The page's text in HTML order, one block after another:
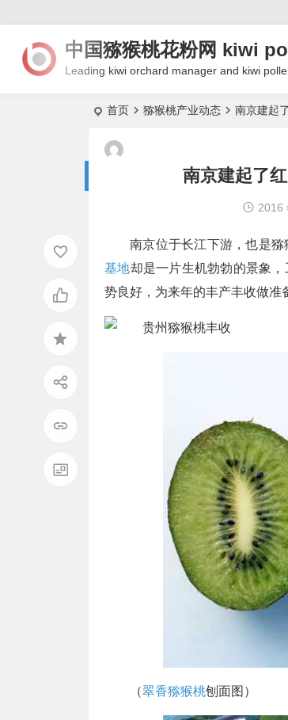
中国猕猴桃花粉网 kiwi
Leading kiwi orchard manager and kiwi
首页 猕猴桃产业动态 南京建起
南京建起了
2016
南京位于长江下游，也是
基地却是一片生机勃勃的景象
势良好，为来年的丰产丰收做准
（翠香猕猴桃刨面图）